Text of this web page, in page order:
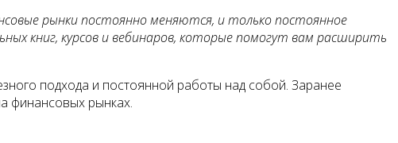
рынки постоянно меняются, и только постоянное
книг, курсов и вебинаров, которые помогут вам расширить
подхода и постоянной работы над собой. Заранее
финансовых рынках.